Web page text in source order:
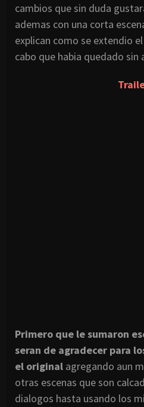
cambios que sin duda
ademas con una corta
explican como se extendio
cabo que habia quedado sin
Primero que le sumaron
seran de agradecer para
el original agregando aun
otras escenas que son
dialogos hasta usando los